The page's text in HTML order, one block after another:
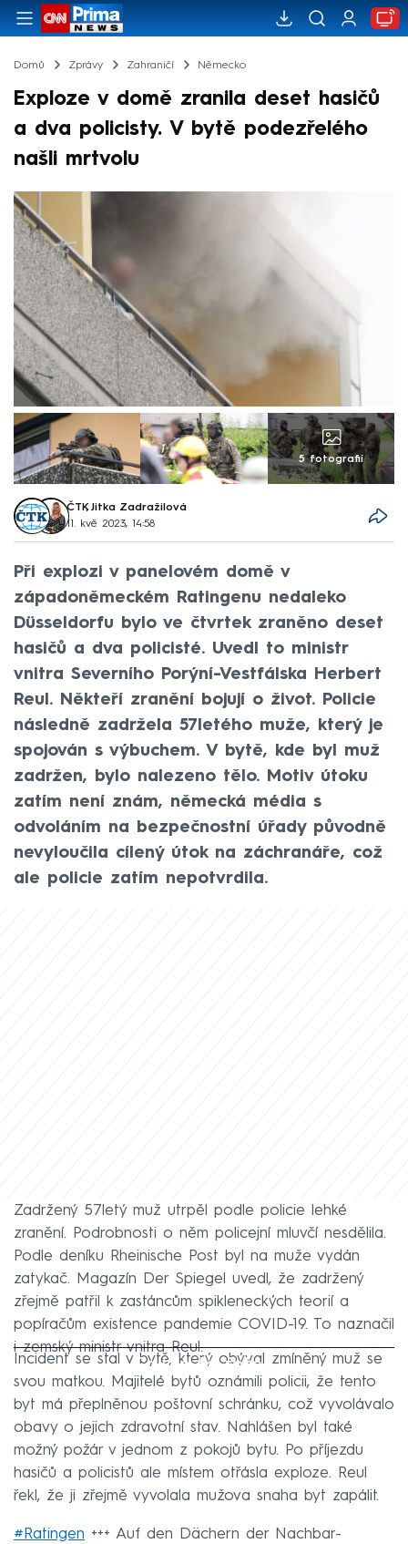
Domů Zprávy Zahraničí Německo
Exploze v domě zranila deset hasičů
a dva policisty. V bytě podezřelého
našli mrtvolu
5 fotografií
ČTK, Jitka Zadražilová
11. kvě 2023, 14:58
Při explozi v panelovém domě v
západoněmeckém Ratingenu nedaleko
Düsseldorfu bylo ve čtvrtek zraněno deset
hasičů a dva policisté. Uvedl to ministr
vnitra Severního Porýní-Vestfálska Herbert
Reul. Někteří zranění bojují o život. Policie
následně zadržela 57letého muže, který je
spojován s výbuchem. V bytě, kde byl muž
zadržen, bylo nalezeno tělo. Motiv útoku
zatím není znám, německá média s
odvoláním na bezpečnostní úřady původně
nevyloučila cílený útok na záchranáře, což
ale policie zatím nepotvrdila.
Zadržený 57letý muž utrpěl podle policie lehké
zranění. Podrobnosti o něm policejní mluvčí nesdělila.
Podle deníku Rheinische Post byl na muže vydán
zatykač. Magazín Der Spiegel uvedl, že zadržený
zřejmě patřil k zastáncům spikleneckých teorií a
popíračům existence pandemie COVID-19. To naznačil
i zemský ministr vnitra Reul.
Failed to fetch
Incident se stal v bytě, který obýval zmíněný muž se
svou matkou. Majitelé bytů oznámili policii, že tento
byt má přeplněnou poštovní schránku, což vyvolávalo
obavy o jejich zdravotní stav. Nahlášen byl také
možný požár v jednom z pokojů bytu. Po příjezdu
hasičů a policistů ale místem otřásla exploze. Reul
řekl, že ji zřejmě vyvolala mužova snaha byt zapálit.
#Ratingen +++ Auf den Dächern der Nachbar-